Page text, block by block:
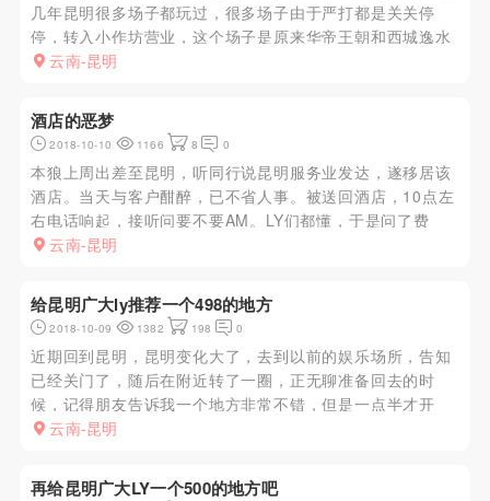
几年昆明很多场子都玩过，很多场子由于严打都是关关停
停，转入小作坊营业，这个场子是原来华帝王朝和西城逸水
那帮人搞的，在昆明还算靠谱，不像佳华、朱美拉那样价格
言归正转，这个月去昆...
云南-昆明
酒店的恶梦
2018-10-10 1166 8 0
本狼上周出差至昆明，听同行说昆明服务业发达，遂移居该
酒店。当天与客户酣醉，已不省人事。被送回酒店，10点左
右电话响起，接听问要不要AM。LY们都懂，于是问了费
用。答曰XJ自己上来谈。约5分钟，上来一瘦小黝黑看不出
了，直接赶走...
云南-昆明
给昆明广大ly推荐一个498的地方
2018-10-09 1382 198 0
近期回到昆明，昆明变化大了，去到以前的娱乐场所，告知
已经关门了，随后在附近转了一圈，正无聊准备回去的时
候，记得朋友告诉我一个地方非常不错，但是一点半才开
门，没办法，去附近弄了点吃的，两点到了那里，进门服务
个，其余的走了，JS挺厉...
云南-昆明
再给昆明广大LY一个500的地方吧